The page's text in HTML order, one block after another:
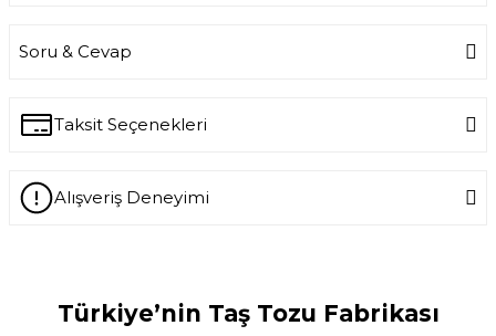
Soru & Cevap
Ürün hakkında henüz soru sorulmamış.
Taksit Seçenekleri
Alışveriş Deneyimi
tozunun kalitesi nasıl çıkacak???
Türkiye’nin Taş Tozu Fabrikası